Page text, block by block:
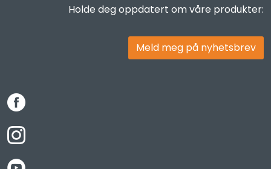
Holde deg oppdatert om våre produkter:
Meld meg på nyhetsbrev